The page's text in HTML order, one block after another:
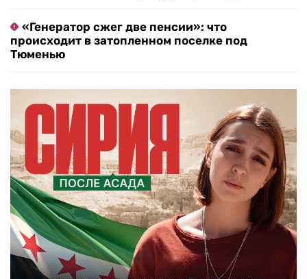
«Генератор сжег две пенсии»: что
происходит в затопленном поселке под
Тюменью